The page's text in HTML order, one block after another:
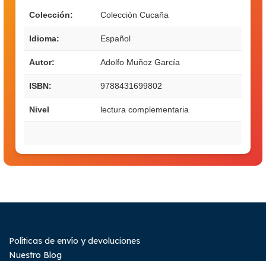
Colección: Colección Cucaña
Idioma: Español
Autor: Adolfo Muñoz García
ISBN: 9788431699802
Nivel lectura complementaria
Políticas de envío y devoluciones
Nuestro Blog